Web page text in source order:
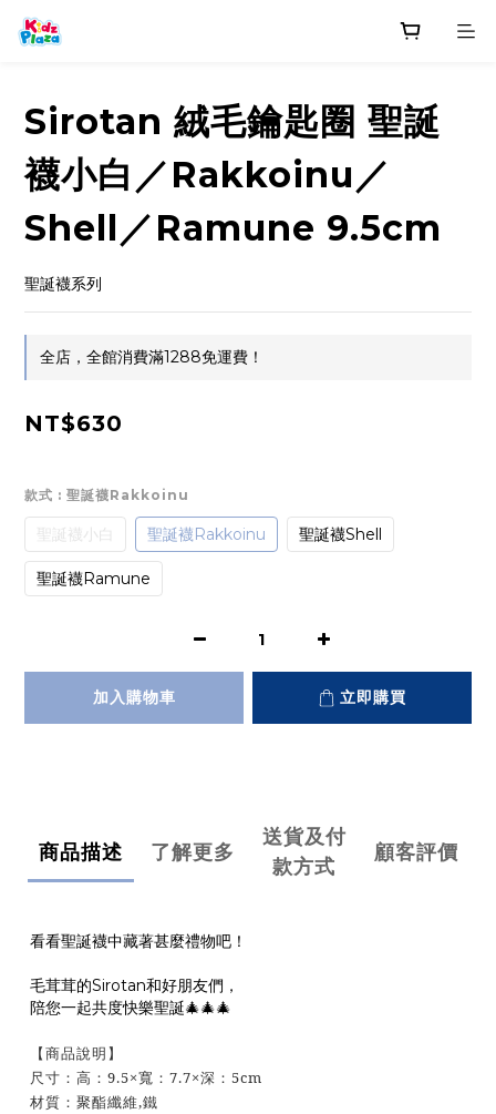
Sirotan 絨毛鑰匙圈 聖誕
襪小白／Rakkoinu／
Shell／Ramune 9.5cm
聖誕襪系列
全店，全館消費滿1288免運費！
NT$630
款式 : 聖誕襪Rakkoinu
聖誕襪小白 聖誕襪Rakkoinu 聖誕襪Shell
聖誕襪Ramune
加入購物車 立即購買
商品描述 了解更多
送貨及付
款方式
顧客評價
看看聖誕襪中藏著甚麼禮物吧！
毛茸茸的Sirotan和好朋友們，
陪您一起共度快樂聖誕🎄🎄🎄
【商品說明】
尺寸：高：9.5×寬：7.7×深：5cm
材質：聚酯纖維,鐵